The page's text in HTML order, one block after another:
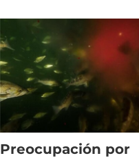
Preocupación por